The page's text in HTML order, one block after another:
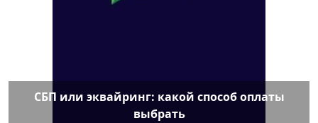
СБП или эквайринг: какой способ оплаты
выбрать